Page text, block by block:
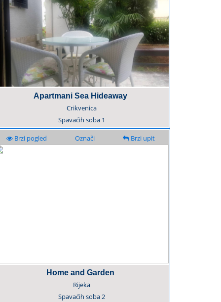
Apartmani Sea Hideaway
Crikvenica
Spavaćih soba 1
Brzi pogled Označi Brzi upit
Home and Garden
Rijeka
Spavaćih soba2